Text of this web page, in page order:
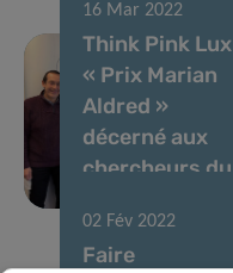
16 Mar 2022
Think Pink Lux
« Prix Marian
Aldred »
décerné aux
chercheurs du
02 Fév 2022
Faire